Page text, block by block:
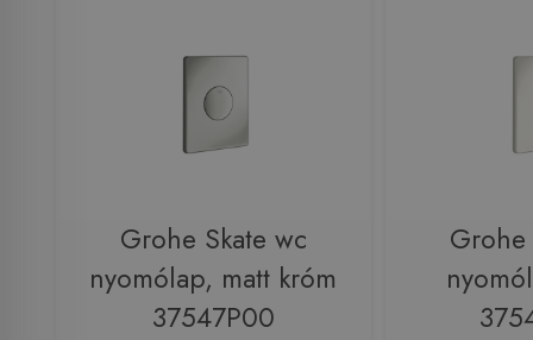
Grohe Skate wc
nyomólap, matt króm
37547P00
Grohe